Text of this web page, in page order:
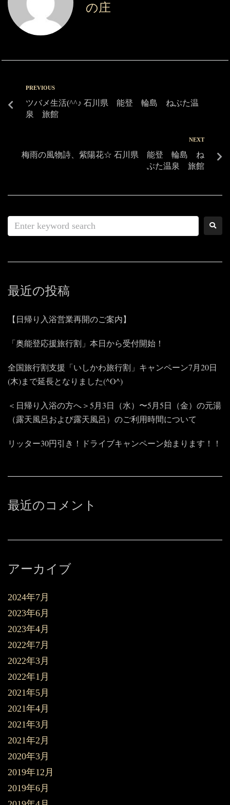
の庄
PREVIOUS
ツバメ生活(^^♪ 石川県 能登 輪島 ねぶた温
泉 旅館
NEXT
梅雨の風物詩、紫陽花☆ 石川県 能登 輪島 ね
ぶた温泉 旅館
最近の投稿
【日帰り入浴営業再開のご案内】
「奥能登応援旅行割」本日から受付開始！
全国旅行割支援「いしかわ旅行割」キャンペーン7月20日
(木)まで延長となりました(^O^)
＜日帰り入浴の方へ＞5月3日（水）〜5月5日（金）の元湯
（露天風呂および露天風呂）のご利用時間について
リッター30円引き！ドライブキャンペーン始まります！！
最近のコメント
アーカイブ
2024年7月
2023年6月
2023年4月
2022年7月
2022年3月
2022年1月
2021年5月
2021年4月
2021年3月
2021年2月
2020年3月
2019年12月
2019年6月